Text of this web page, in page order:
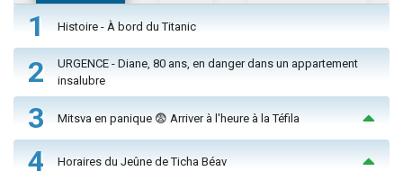
1 Histoire - À bord du Titanic
2
URGENCE - Diane, 80 ans, en danger dans un appartement
insalubre
3 Mitsva en panique 😨 Arriver à l'heure à la Téfila
4 Horaires du Jeûne de Ticha Béav